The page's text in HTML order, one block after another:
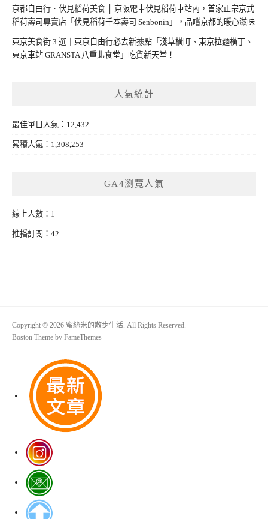
京都自由行．伏見稻荷美食 │ 京阪電車伏見稻荷車站內，首家正宗京式
稻荷壽司專賣店「伏見稻荷千本壽司 Senbonin」，品嚐京都的暖心滋味
東京美食街 3 選｜東京自由行必去新據點「淺草橫町、東京拉麵橫丁、
東京車站 GRANSTA 八重北食堂」吃貨新天堂！
人氣統計
最佳單日人氣：12,432
累積人氣：1,308,253
GA4瀏覽人氣
線上人數：1
推播訂閱：42
Copyright © 2026 蜜絲米的散步生活. All Rights Reserved.
Boston Theme by FameThemes